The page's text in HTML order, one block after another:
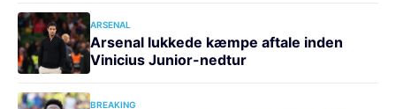
ARSENAL
Arsenal lukkede kæmpe aftale inden
Vinicius Junior-nedtur
BREAKING